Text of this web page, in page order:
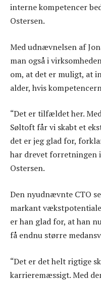
interne kompetencer
Ostersen.
Med udnævnelsen af
man også i
om, at det er muligt, at
alder, hvis
“Det er tilfældet her.
Søltoft får vi skabt et
det er jeg glad for,
har drevet forretningen
Ostersen.
Den nyudnævnte CTO
markant
er han glad for, at han
få endnu større
“Det er det helt rigtige
karrieremæssigt. Med